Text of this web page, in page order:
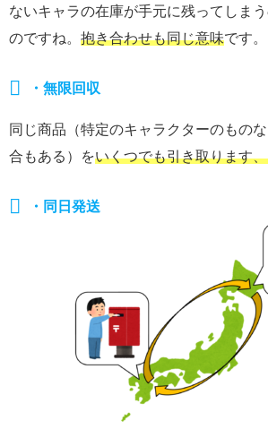
ないキャラの在庫が手元に残ってしま
のですね。 抱き合わせも同じ意味です。
・無限回収
同じ商品（特定のキャラクターのもの
合もある）をいくつでも引き取ります
・同日発送